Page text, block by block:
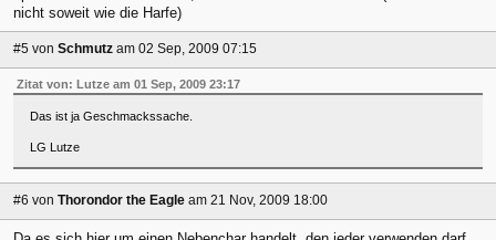
nicht soweit wie die Harfe)
#5 von Schmutz am 02 Sep, 2009 07:15
Zitat von: Lutze am 01 Sep, 2009 23:17
Das ist ja Geschmackssache.
LG Lutze
#6 von Thorondor the Eagle am 21 Nov, 2009 18:00